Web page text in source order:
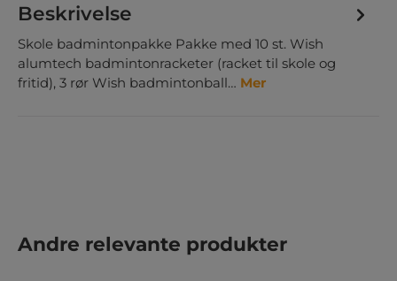
Beskrivelse
Skole badmintonpakke Pakke med 10 st. Wish
alumtech badmintonracketer (racket til skole og
fritid), 3 rør Wish badmintonball… Mer
Hopp over produktgalleri
Andre relevante produkter